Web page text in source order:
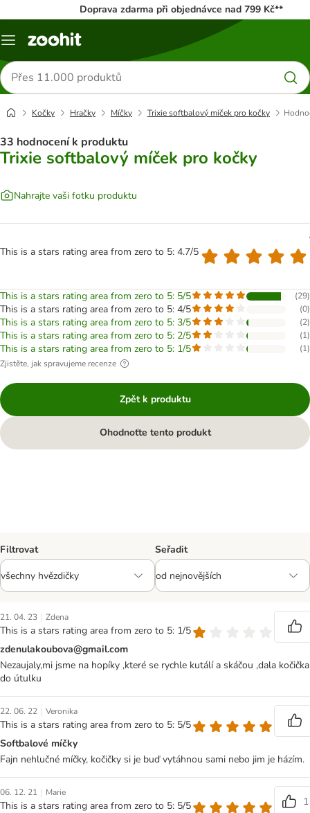
Doprava zdarma při objednávce nad 799 Kč**
Menu
Hledat
produkty
Kočky Hračky Míčky Trixie softbalový míček pro kočky
33 hodnocení k produktu
Trixie softbalový míček pro kočky
Nahrajte vaši fotku produktu
This is a stars rating area from zero to 5: 4.7/5
This is a stars rating area from zero to 5: 5/5 (29)
This is a stars rating area from zero to 5: 4/5 (0)
This is a stars rating area from zero to 5: 3/5 (2)
This is a stars rating area from zero to 5: 2/5 (1)
This is a stars rating area from zero to 5: 1/5 (1)
Zjistěte, jak spravujeme recenze
Zpět k produktu
Ohodnoťte tento produkt
Filtrovat Seřadit
21. 04. 23 | Zdena
This is a stars rating area from zero to 5: 1/5
zdenulakoubova@gmail.com
Nezaujaly,mi jsme na hopíky ,které se rychle kutálí a skáčou ,dala kočička
do útulku
22. 06. 22 | Veronika
This is a stars rating area from zero to 5: 5/5
Softbalové míčky
Fajn nehlučné míčky, kočičky si je buď vytáhnou sami nebo jim je házím.
06. 12. 21 | Marie
This is a stars rating area from zero to 5: 5/5
1